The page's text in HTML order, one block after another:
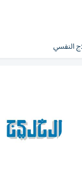
النفسي